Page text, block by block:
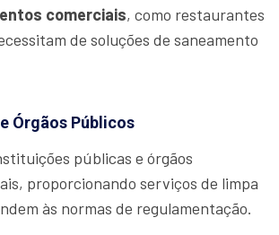
comerciais, como restaurantes
de soluções de saneamento
Órgãos Públicos
públicas e órgãos
proporcionando serviços de limpa
às normas de regulamentação.